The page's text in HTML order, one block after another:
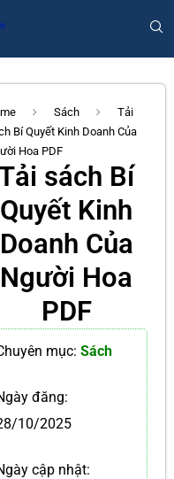
Sách
Tải
Bí Quyết Kinh Doanh Của
Hoa PDF
sách Bí
Quyết Kinh
Doanh Của
Người Hoa
PDF
mục: Sách
đăng:
10/2025
cập nhật: